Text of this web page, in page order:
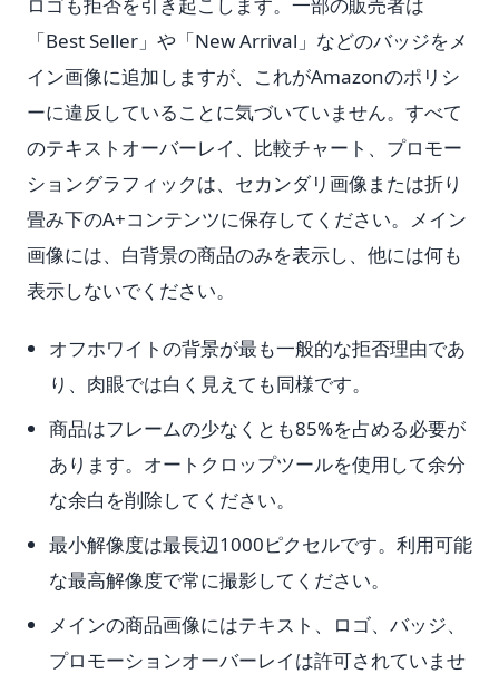
「Best Seller」や「New Arrival」などのバッジをメ
イン画像に追加しますが、これがAmazonのポリシ
ーに違反していることに気づいていません。すべて
のテキストオーバーレイ、比較チャート、プロモー
ショングラフィックは、セカンダリ画像または折り
畳み下のA+コンテンツに保存してください。メイン
画像には、白背景の商品のみを表示し、他には何も
表示しないでください。
オフホワイトの背景が最も一般的な拒否理由であ
り、肉眼では白く見えても同様です。
商品はフレームの少なくとも85%を占める必要が
あります。オートクロップツールを使用して余分
な余白を削除してください。
最小解像度は最長辺1000ピクセルです。利用可能
な最高解像度で常に撮影してください。
メインの商品画像にはテキスト、ロゴ、バッジ、
プロモーションオーバーレイは許可されていませ